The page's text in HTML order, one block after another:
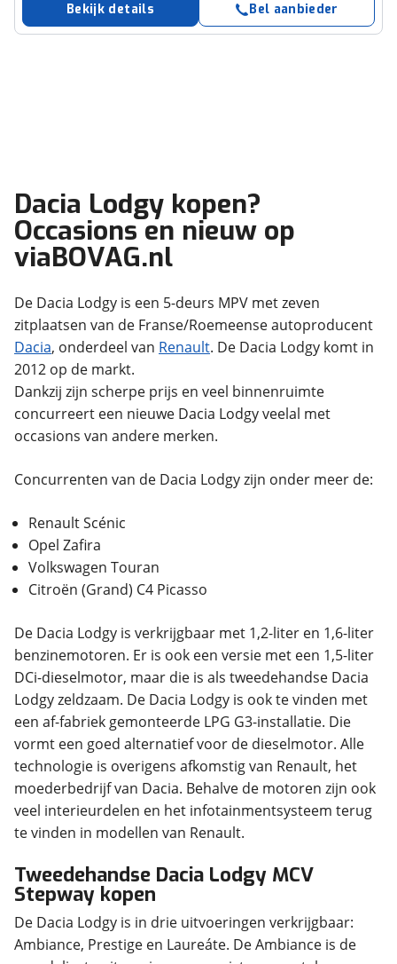
Bekijk details Bel aanbieder
Dacia Lodgy kopen?
Occasions en nieuw op
viaBOVAG.nl
De Dacia Lodgy is een 5-deurs MPV met zeven
zitplaatsen van de Franse/Roemeense autoproducent
Dacia, onderdeel van Renault. De Dacia Lodgy komt in
2012 op de markt.
Dankzij zijn scherpe prijs en veel binnenruimte
concurreert een nieuwe Dacia Lodgy veelal met
occasions van andere merken.
Concurrenten van de Dacia Lodgy zijn onder meer de:
Renault Scénic
Opel Zafira
Volkswagen Touran
Citroën (Grand) C4 Picasso
De Dacia Lodgy is verkrijgbaar met 1,2-liter en 1,6-liter
benzinemotoren. Er is ook een versie met een 1,5-liter
DCi-dieselmotor, maar die is als tweedehandse Dacia
Lodgy zeldzaam. De Dacia Lodgy is ook te vinden met
een af-fabriek gemonteerde LPG G3-installatie. Die
vormt een goed alternatief voor de dieselmotor. Alle
technologie is overigens afkomstig van Renault, het
moederbedrijf van Dacia. Behalve de motoren zijn ook
veel interieurdelen en het infotainmentsysteem terug
te vinden in modellen van Renault.
Tweedehandse Dacia Lodgy MCV
Stepway kopen
De Dacia Lodgy is in drie uitvoeringen verkrijgbaar:
Ambiance, Prestige en Laureáte. De Ambiance is de